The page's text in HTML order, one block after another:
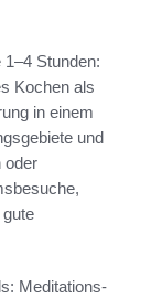
Stunden:
Kochen als
in einem
und
oder
Meditations-